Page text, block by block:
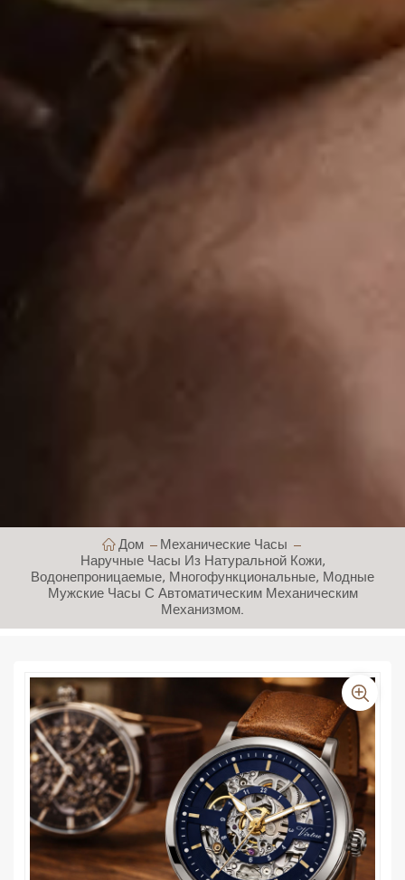
Дом
Механические Часы
Наручные Часы Из Натуральной Кожи,
Водонепроницаемые, Многофункциональные, Модные
Мужские Часы С Автоматическим Механическим
Механизмом.